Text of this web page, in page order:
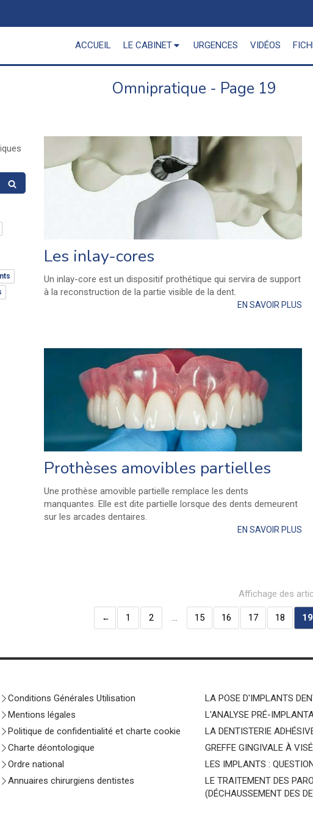
ACCUEIL LE CABINET URGENCES VIDÉOS
Omnipratique - Page 19
Les inlay-cores
Un inlay-core est un dispositif prothétique qui servira de support
à la reconstruction de la partie visible de la dent.
EN SAVOIR PLUS
Prothèses amovibles partielles
Une prothèse amovible partielle remplace les dents
manquantes. Elle est dite partielle lorsque des dents demeurent
sur les arcades dentaires.
EN SAVOIR PLUS
Affichage des
1 2 … 15 16 17 18 19
Conditions Générales Utilisation
Mentions légales
Politique de confidentialité et charte cookie
Charte déontologique
Ordre national
Annuaires chirurgiens dentistes
LA POSE D'IMPLANTS
L'ANALYSE PRÉ-
LA DENTISTERIE
GREFFE GINGIVALE À
LES IMPLANTS :
LE TRAITEMENT DES
(DÉCHAUSSEMENT DES